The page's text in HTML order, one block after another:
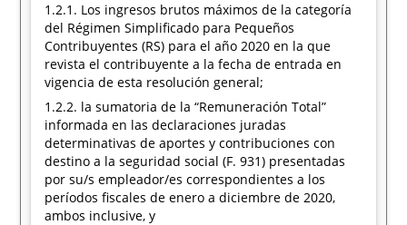
1.2.1. Los ingresos brutos máximos de la categoría
del Régimen Simplificado para Pequeños
Contribuyentes (RS) para el año 2020 en la que
revista el contribuyente a la fecha de entrada en
vigencia de esta resolución general;
1.2.2. la sumatoria de la “Remuneración Total”
informada en las declaraciones juradas
determinativas de aportes y contribuciones con
destino a la seguridad social (F. 931) presentadas
por su/s empleador/es correspondientes a los
períodos fiscales de enero a diciembre de 2020,
ambos inclusive, y